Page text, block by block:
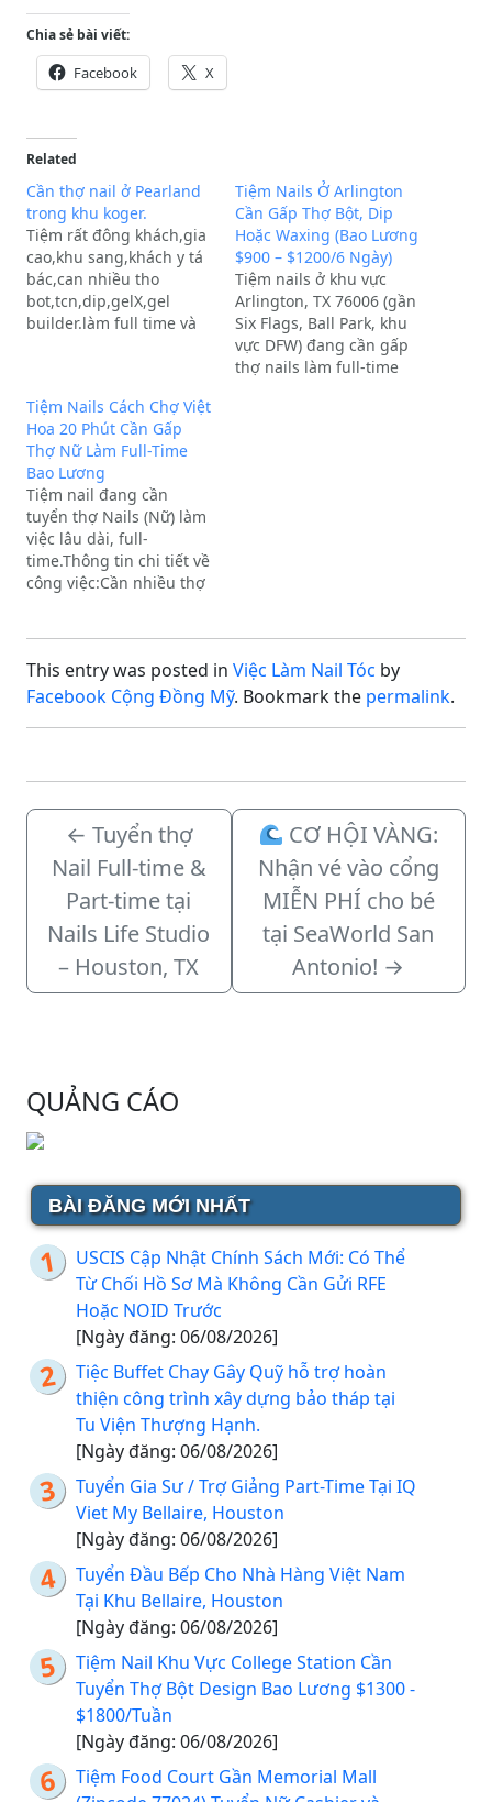
Chia sẻ bài viết:
Facebook X
Related
Cần thợ nail ở Pearland
trong khu koger.
Tiệm rất đông khách,gia
cao,khu sang,khách y tá
bác,can nhiều tho
bot,tcn,dip,gelX,gel
builder.làm full time và
$1300-$1500 tuy theo
khả năng Anh chị liên hệ
gặp NgọcVui lòng liên hệ
qua: Facebook
Messenger:
https://www.facebook.com/share/1FSiqRNnGx/?
mibextid=wwXIfr
Tiệm Nails Ở Arlington
Cần Gấp Thợ Bột, Dip
Hoặc Waxing (Bao Lương
$900 – $1200/6 Ngày)
Tiệm nails ở khu vực
Arlington, TX 76006 (gần
Six Flags, Ball Park, khu
vực DFW) đang cần gấp
thợ nails làm full-time
Tiệm Nails Cách Chợ Việt
Hoa 20 Phút Cần Gấp
Thợ Nữ Làm Full-Time
Bao Lương
Tiệm nail đang cần
tuyển thợ Nails (Nữ) làm
việc lâu dài, full-
time.Thông tin chi tiết về
công việc:Cần nhiều thợ
định.Không khí làm việc
chuyên nghiệp, yên tĩnh
This entry was posted in Việc Làm Nail Tóc by
Facebook Cộng Đồng Mỹ. Bookmark the permalink.
← Tuyển thợ
Nail Full-time &
Part-time tại
Nails Life Studio
– Houston, TX
CƠ HỘI VÀNG:
Nhận vé vào cổng
MIỄN PHÍ cho bé
tại SeaWorld San
Antonio! →
QUẢNG CÁO
BÀI ĐĂNG MỚI NHẤT
USCIS Cập Nhật Chính Sách Mới: Có Thể
Từ Chối Hồ Sơ Mà Không Cần Gửi RFE
Hoặc NOID Trước
[Ngày đăng: 06/08/2026]
Tiệc Buffet Chay Gây Quỹ hỗ trợ hoàn
thiện công trình xây dựng bảo tháp tại
Tu Viện Thượng Hạnh.
[Ngày đăng: 06/08/2026]
Tuyển Gia Sư / Trợ Giảng Part-Time Tại IQ
Viet My Bellaire, Houston
[Ngày đăng: 06/08/2026]
Tuyển Đầu Bếp Cho Nhà Hàng Việt Nam
Tại Khu Bellaire, Houston
[Ngày đăng: 06/08/2026]
Tiệm Nail Khu Vực College Station Cần
Tuyển Thợ Bột Design Bao Lương $1300 -
$1800/Tuần
[Ngày đăng: 06/08/2026]
Tiệm Food Court Gần Memorial Mall